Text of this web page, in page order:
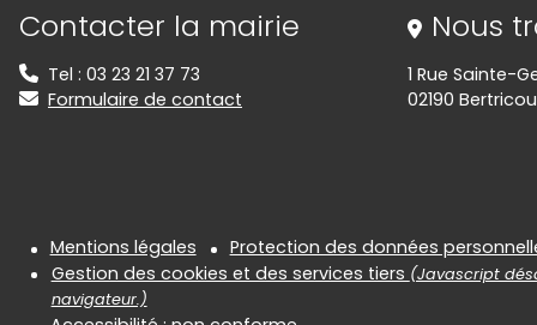
Informations de contact
Contacter la mairie
Tel : 03 23 21 37 73
Formulaire de contact
Nous
1 Rue Sainte-
02190
Informations
Mentions légales
Protection des données
Gestion des cookies et des services tiers (Javascript
navigateur.)